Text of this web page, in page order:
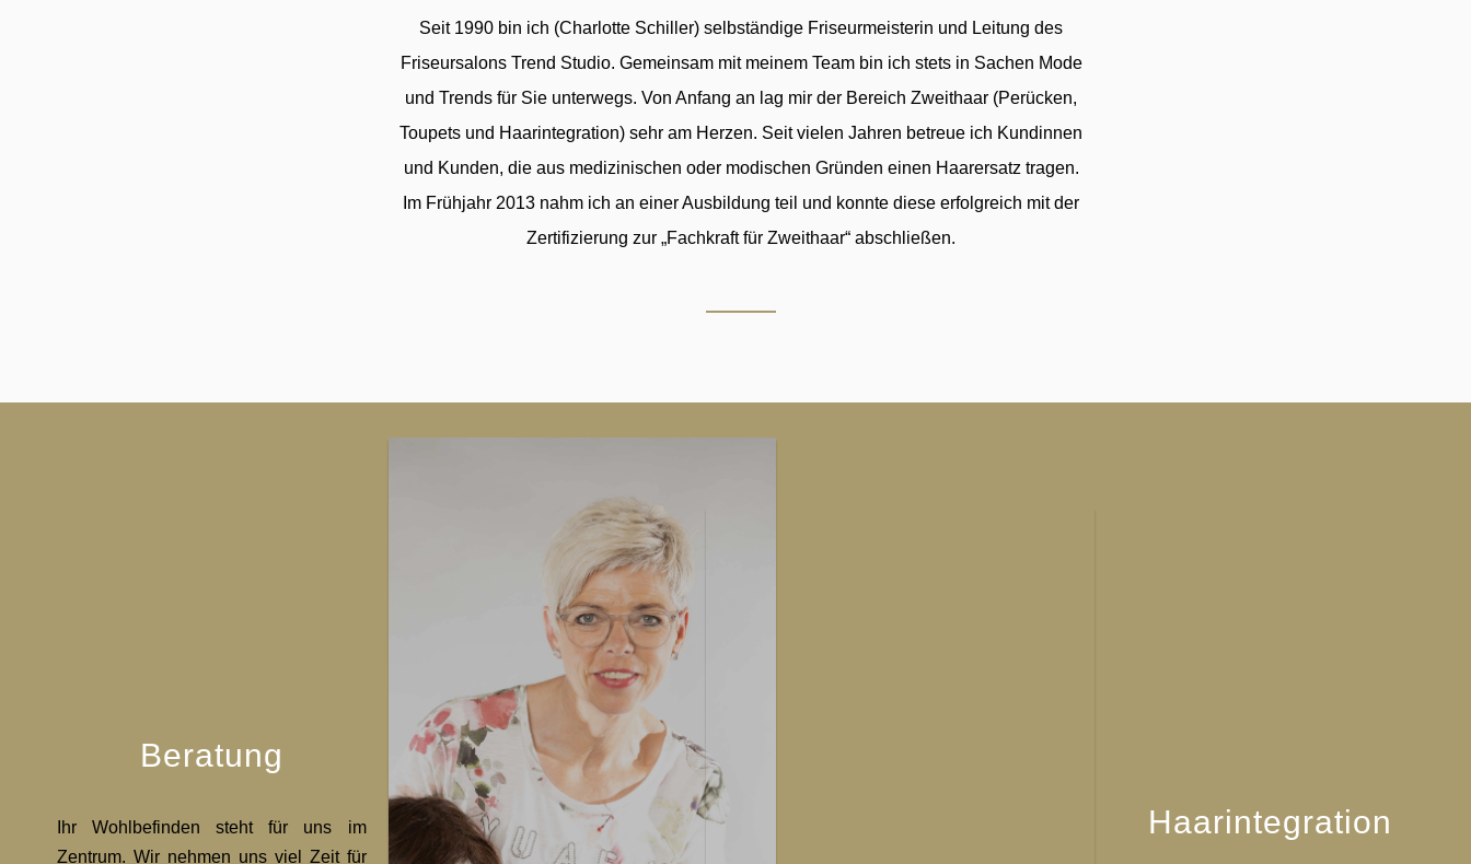
Seit 1990 bin ich (Charlotte Schiller) selbständige Friseurmeisterin und Leitung des
Friseursalons Trend Studio. Gemeinsam mit meinem Team bin ich stets in Sachen Mode
und Trends für Sie unterwegs. Von Anfang an lag mir der Bereich Zweithaar (Perücken,
Toupets und Haarintegration) sehr am Herzen. Seit vielen Jahren betreue ich Kundinnen
und Kunden, die aus medizinischen oder modischen Gründen einen Haarersatz tragen.
Im Frühjahr 2013 nahm ich an einer Ausbildung teil und konnte diese erfolgreich mit der
Zertifizierung zur „Fachkraft für Zweithaar“ abschließen.
Beratung
Ihr Wohlbefinden steht für uns im
Zentrum. Wir nehmen uns viel Zeit für
Haarintegration